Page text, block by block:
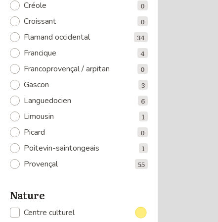
Créole 0
Croissant 0
Flamand occidental 34
Francique 4
Francoprovençal / arpitan 0
Gascon 3
Languedocien 6
Limousin 1
Picard 0
Poitevin-saintongeais 1
Provençal 55
Nature
Centre culturel